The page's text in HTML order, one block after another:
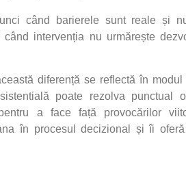
când barierele sunt reale și
când intervenția nu urmărește
diferență se reflectă în
poate rezolva punctual
a face față provocărilor
în procesul decizional și îi